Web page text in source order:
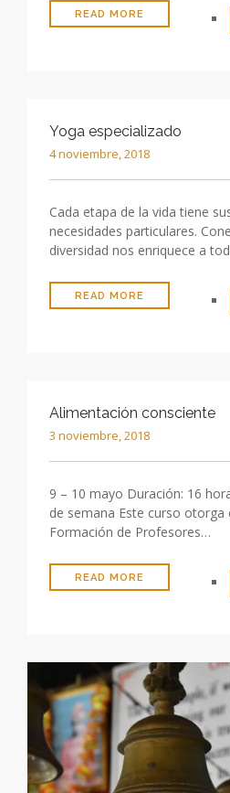
READ MORE
Yoga especializado
4 noviembre, 2018
Cada etapa de la vida tiene
necesidades particulares.
diversidad nos enriquece a
READ MORE
Alimentación consciente
3 noviembre, 2018
9 – 10 mayo Duración: 16
de semana Este curso otorga
Formación de Profesores…
READ MORE